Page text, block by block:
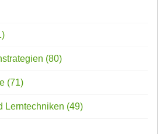
(80)
(71)
Lerntechniken (49)